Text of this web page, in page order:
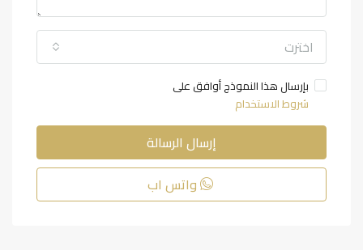
اخترت
بإرسال هذا النموذج أوافق على
شروط الاستخدام
إرسال الرسالة
واتس اب